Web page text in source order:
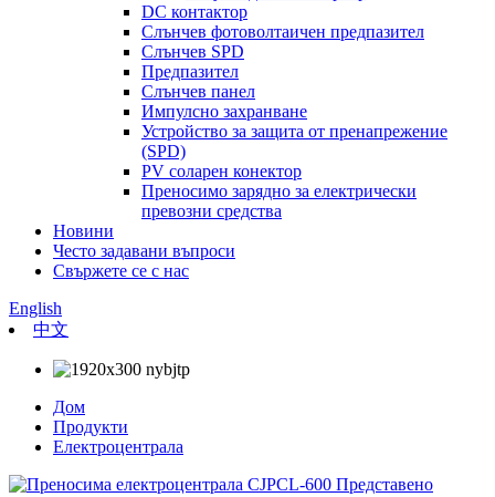
DC контактор
Слънчев фотоволтаичен предпазител
Слънчев SPD
Предпазител
Слънчев панел
Импулсно захранване
Устройство за защита от пренапрежение
(SPD)
PV соларен конектор
Преносимо зарядно за електрически
превозни средства
Новини
Често задавани въпроси
Свържете се с нас
English
中文
Дом
Продукти
Електроцентрала